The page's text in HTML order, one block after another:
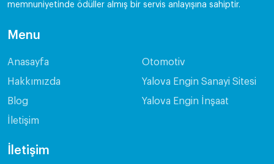
memnuniyetinde ödüller almış bir servis anlayışına sahiptir.
Menu
Anasayfa
Hakkımızda
Blog
İletişim
Otomotiv
Yalova Engin Sanayi Sitesi
Yalova Engin İnşaat
İletişim